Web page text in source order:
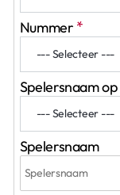
Nummer
Spelersnaam op
Spelersnaam